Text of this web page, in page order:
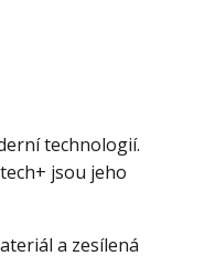
technologií.
jsou jeho
a zesílená